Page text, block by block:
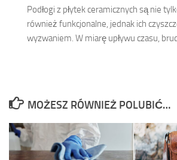
Podłogi z płytek ceramicznych są nie
również funkcjonalne, jednak ich
wyzwaniem. W miarę upływu czasu,
MOŻESZ RÓWNIEŻ POLUBIĆ…